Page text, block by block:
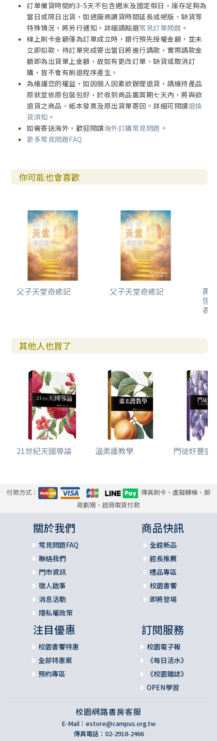
容易被發現，他們會利用人的罪性和弱點，成為他們統治世
界的工具。要認識仇敵，我們就要了解他們的墮落、黑暗國
度的運作、以及他們爭奪地球的目的等概念，下面就讓我們
逐一講述他們背後的那些事。
【以弗所書6：12】因我們並不是與屬血氣的爭戰，乃是與那
些執政的，掌權的，管轄這幽暗世界的，以及天空屬靈氣的
惡魔爭戰（兩「爭戰」原文都作「摔跤」）。
訂單備貨時間約3-5天不包含週末及國定假日，庫存足夠為
當日或隔日出貨，如遇廠商調貨時間延長或絕版、缺貨等
特殊情況，將另行通知。詳細請點選常見訂單問題 。
線上刷卡金額僅為訂單成立時，銀行預先授權金額，並未
立即扣款，待訂單完成寄出當日將進行請款，實際請款金
額即為出貨單上金額，故如有更改訂單、缺貨或取消訂
購，皆不會有刷退程序產生。
為維護您的權益，如因個人因素欲辦理退貨，請維持產品
原狀並依原包裝包好，於收到商品鑑賞期七天內，將與欲
退貨之商品、紙本發票及原出貨單寄回。詳細可閱讀退換
貨須知 。
如需寄送海外，歡迎閱讀海外訂購常見問題 。
更多常見問題FAQ
你可能也會喜歡
父子天堂奇癒記 父子天堂奇癒記 再
恆
表
其他人也買了
21世紀天國導論 溫柔護教學 門徒好豐盛
付款方式：
傳真刷卡、虛擬轉帳、郵
政劃撥、超商取貨付款
關於我們
常見問題FAQ
聯絡我們
門市資訊
徵人啟事
消息活動
隱私權政策
商品快訊
全館新品
館長推薦
禮品專區
校園書饗
即將登場
注目優惠
校園書饗特惠
全部特惠案
預約專區
訂閱服務
校園電子報
《每日活水》
《校園雜誌》
OPEN學習
校園網路書房客服
E-Mail： estore@campus.org.tw
傳真電話：02-2918-2466